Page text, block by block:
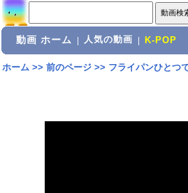
動画 ホーム 人気の動画 K-POP
ホーム>> 前のページ>> フライパンひとつ